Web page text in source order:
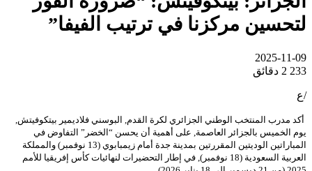
لتحسين مركزنا في ترتيب الفيفا”
2025-11-09
233 2 دقائق
/ع
أكد مدرب المنتخب الوطني الجزائري لكرة القدم, البوسني فلاديمير بيتكوفيتش,
يوم الخميس بالجزائر العاصمة, على أهمية أن يحسن “الخضر” التفاوض في
المباراتين الوديتين المقررتين بمدينة جدة أمام زيمبابوي (13 نوفمبر) والمملكة
العربية السعودية (18 نوفمبر), في إطار التحضيرات لنهائيات كأس إفريقيا للأمم